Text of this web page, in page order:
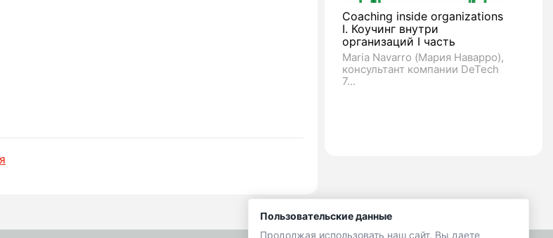
Coaching inside organizations
I. Коучинг внутри
организаций I часть
Maria Navarro (Мария Наварро),
консультант компании DeTech
7...
Пользовательские данные
Продолжая использовать наш сайт, Вы даете